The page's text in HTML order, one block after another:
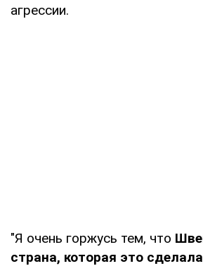
агрессии.
"Я очень горжусь тем, что
страна, которая это